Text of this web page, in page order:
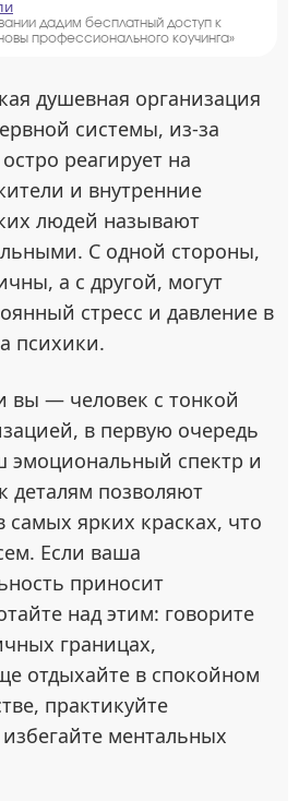
дадим бесплатный доступ к
профессионального коучинга»
душевная организация
системы, из-за
реагирует на
и внутренние
людей называют
С одной стороны,
а с другой, могут
стресс и давление в
психики.
вы — человек с тонкой
в первую очередь
эмоциональный спектр и
деталям позволяют
ярких красках, что
Если ваша
приносит
над этим: говорите
границах,
отдыхайте в спокойном
практикуйте
ментальных